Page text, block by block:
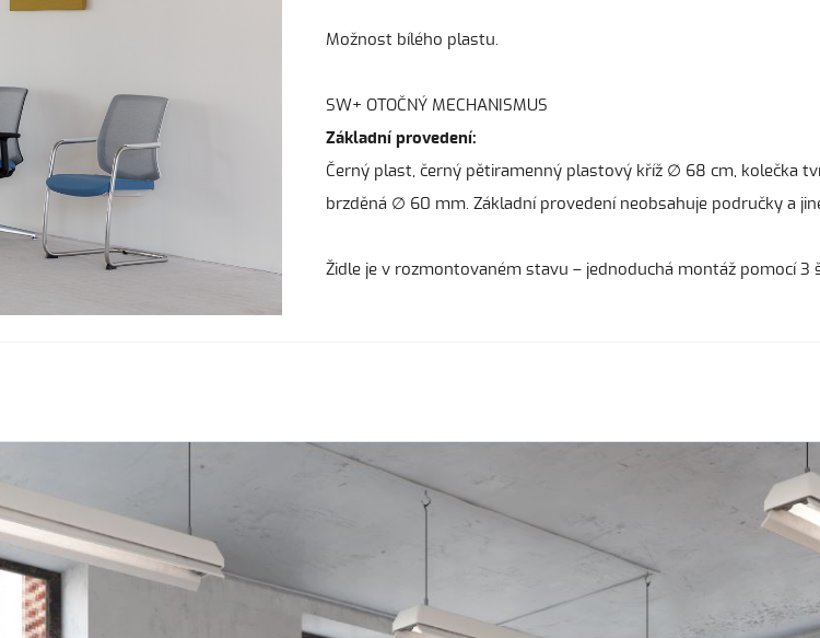
Možnost bílého plastu.
SW+ OTOČNÝ MECHANISMUS
Základní provedení:
Černý plast, černý pětiramenný plastový kříž ∅ 68 cm, kolečka
brzděná ∅ 60 mm. Základní provedení neobsahuje područky a
Židle je v rozmontovaném stavu – jednoduchá montáž pomocí 3